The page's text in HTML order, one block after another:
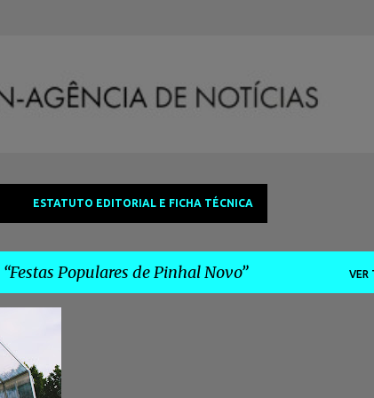
ESTATUTO EDITORIAL E FICHA TÉCNICA
Festas Populares de Pinhal Novo VER
+